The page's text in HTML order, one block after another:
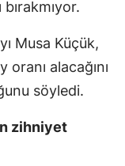
bırakmıyor.
Musa Küçük,
alacağını
söyledi.
zihniyet